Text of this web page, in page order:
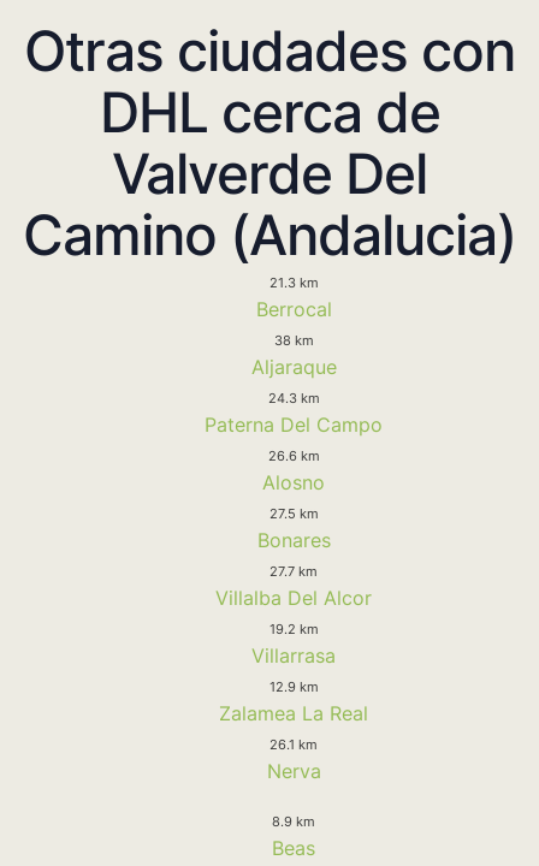
Otras ciudades con
DHL cerca de
Valverde Del
Camino (Andalucia)
21.3 km
Berrocal
38 km
Aljaraque
24.3 km
Paterna Del Campo
26.6 km
Alosno
27.5 km
Bonares
27.7 km
Villalba Del Alcor
19.2 km
Villarrasa
12.9 km
Zalamea La Real
26.1 km
Nerva
8.9 km
Beas